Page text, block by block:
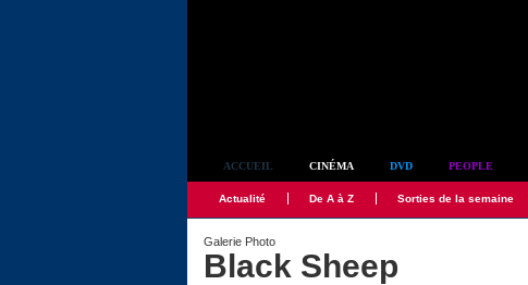
ACCUEIL CINÉMA DVD PEOPLE
Actualité De A à Z Sorties de la semaine
Galerie Photo
Black Sheep